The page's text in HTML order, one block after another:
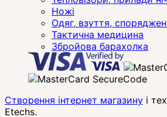
Ножі
Одяг, взуття,
Тактична медицина
Збройова барахолка
Створення інтернет магазину і
Etechs.